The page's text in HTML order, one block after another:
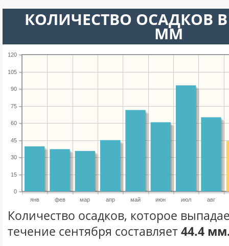
КОЛИЧЕСТВО ОСАДКОВ В
ММ
янв фев мар апр май июн июл авг
0
15
30
45
60
75
90
105
120
Количество осадков, которое
течение сентября составляет44.4